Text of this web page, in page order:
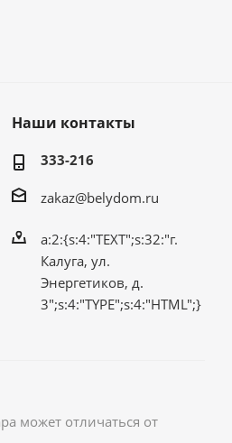
Наши контакты
333-216
zakaz@belydom.ru
a:2:{s:4:"TEXT";s:32:"г.
Калуга, ул.
Энергетиков, д.
3";s:4:"TYPE";s:4:"HTML";}
может отличаться от